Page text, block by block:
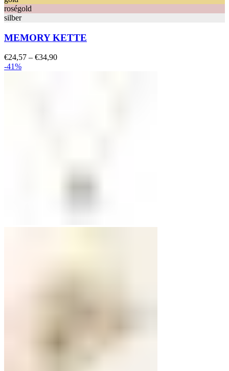
roségold
silber
MEMORY KETTE
€24,57 – €34,90Preisspanne:
-41%